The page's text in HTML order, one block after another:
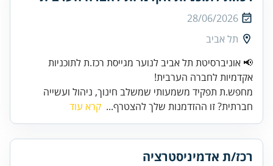
28/06/2026
תל אביב
📢 אוניברסיטת תל אביב לנוער מגייסת רכז.ת לתוכניות
אקדמיות לחברה הערבית!
מחפש.ת תפקיד משמעותי שמשלב חינוך, ניהול ועשייה
חברתית? זו ההזדמנות שלך להצטרף... קרא עוד
רכז/ת אדמיניסטרציה